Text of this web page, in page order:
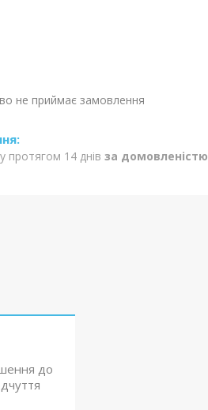
не приймає замовлення
протягом 14 днів за домовленістю
до